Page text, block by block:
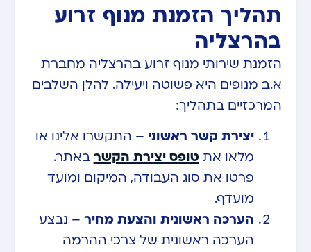
תהליך הזמנת מנוף זרוע
בהרצליה
הזמנת שירותי מנוף זרוע בהרצליה מחברת
א.ב מנופים היא פשוטה ויעילה. להלן השלבים
המרכזיים בתהליך:
יצירת קשר ראשוני – התקשרו אלינו או
מלאו את טופס יצירת הקשר באתר.
פרטו את סוג העבודה, המיקום ומועד
מועדף.
הערכה ראשונית והצעת מחיר – נבצע
הערכה ראשונית של צרכי ההרמה